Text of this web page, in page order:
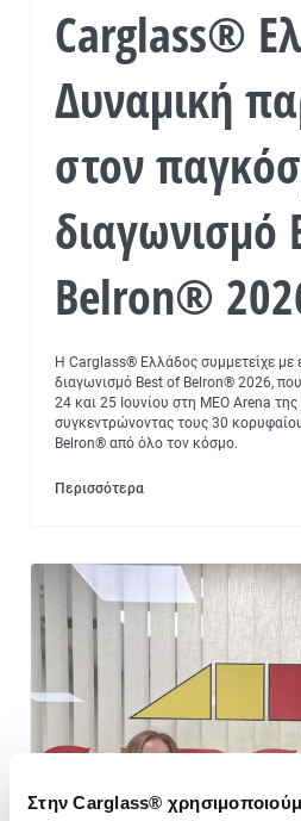
Στην Carglass®
Carglass®
Δυναμική
στον
διαγωνισμό
Belron®
Η Carglass® Ελλάδος συμμετείχε με
διαγωνισμό Best of Belron® 2026,
24 και 25 Ιουνίου στη MEO Arena
συγκεντρώνοντας τους 30
Belron® από όλο τον κόσμο.
Περισσότερα